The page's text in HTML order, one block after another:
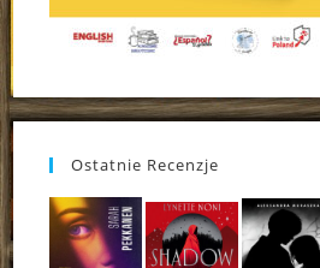
Ostatnie Recenzje